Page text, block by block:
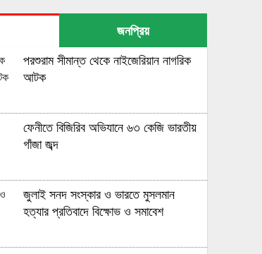
জনপ্রিয়
পরশুরাম সীমান্ত থেকে নাইজেরিয়ান নাগরিক
আটক
ফেনীতে বিজিরিব অভিযানে ৬৩ কেজি ভারতীয়
গাঁজা জব্দ
জুলাই সনদ সংস্কার ও ভারতে মুসলমান
হত্যার প্রতিবাদে বিক্ষোভ ও সমাবেশ